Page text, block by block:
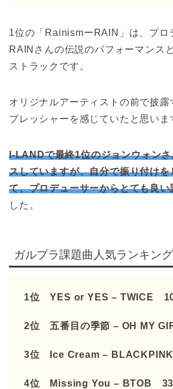
1位の「RainismーRAIN」は、 プロ
RAINさんの伝説のパフォーマンス
ストラックです。
オリジナルアーティストの前で披露
プレッシャーを感じていたと思いま
I-LANDで最終1位のジョンウォン
スしていますが、自分で振り付け
て、プロデューサーからとても良い
した。
ガルプラ課題曲人気ランキング
1位 YES or YES – TWICE
2位 五番目の季節 – OH MY
3位 Ice Cream –
4位 Missing You – BTOB